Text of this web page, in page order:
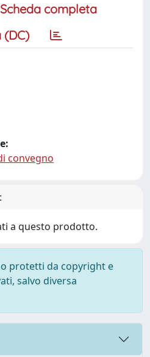
Scheda completa
(DC)
convegno
a questo prodotto.
protetti da copyright e
salvo diversa